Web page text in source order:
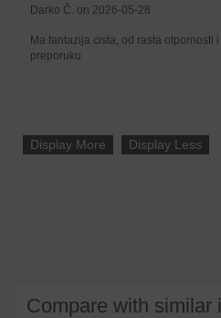
Darko Č. on 2026-05-28
Ma fantazija cista, od rasta otpornosti
preporuku
Display More Display Less
Compare with similar